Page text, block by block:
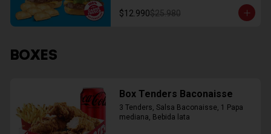
$12.990$25.980
BOXES
Box Tenders Baconaisse
3 Tenders, Salsa Baconaisse, 1 Papa
mediana, Bebida lata